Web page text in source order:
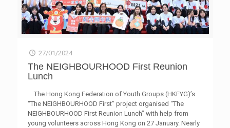
27/01/2024
The NEIGHBOURHOOD First Reunion
Lunch
The Hong Kong Federation of Youth Groups (HKFYG)’s
“The NEIGHBOURHOOD First” project organised “The
NEIGHBOURHOOD First Reunion Lunch” with help from
young volunteers across Hong Kong on 27 January. Nearly